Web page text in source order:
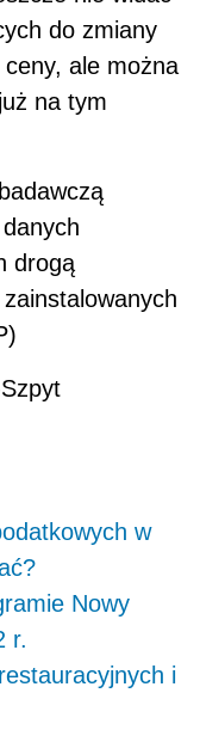
do zmiany
ceny, ale można
na tym
drogą
w
Nowy
r.
i